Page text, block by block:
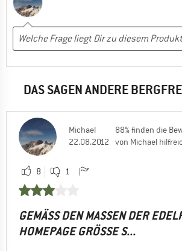
DAS SAGEN ANDERE
Michael
22.08.2012
88% finden die
von Michael
8 1
GEMÄSS DEN MASSEN DER
MEPAGE GRÖSSE S...